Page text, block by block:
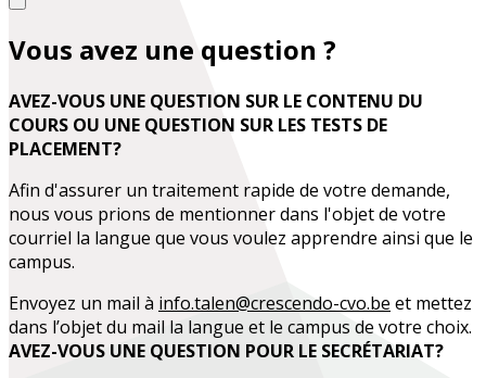
Vous avez une question ?
AVEZ-VOUS UNE QUESTION SUR LE CONTENU DU
COURS OU UNE QUESTION SUR LES TESTS DE
PLACEMENT?
Afin d'assurer un traitement rapide de votre demande,
nous vous prions de mentionner dans l'objet de votre
courriel la langue que vous voulez apprendre ainsi que le
campus.
Envoyez un mail à info.talen@crescendo-cvo.be et mettez
dans l’objet du mail la langue et le campus de votre choix.
AVEZ-VOUS UNE QUESTION POUR LE SECRÉTARIAT?